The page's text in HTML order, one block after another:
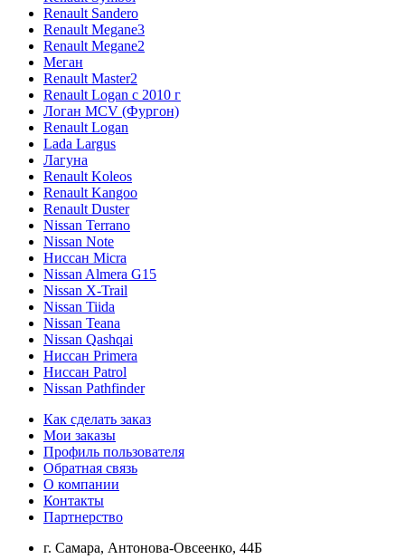
Renault Sandero
Renault Megane3
Renault Megane2
Меган
Renault Master2
Renault Logan c 2010 г
Логан МСV (Фургон)
Renault Logan
Lada Largus
Лагуна
Renault Koleos
Renault Kangoo
Renault Duster
Nissan Terrano
Nissan Note
Ниссан Micra
Nissan Almera G15
Nissan X-Trail
Nissan Tiida
Nissan Teana
Nissan Qashqai
Ниссан Primera
Ниссан Patrol
Nissan Pathfinder
Как сделать заказ
Мои заказы
Профиль пользователя
Обратная связь
О компании
Контакты
Партнерство
г. Самара, Антонова-Овсеенко, 44Б